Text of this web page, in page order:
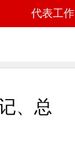
代表工作
、总